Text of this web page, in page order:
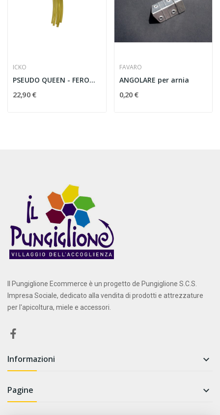
ICKO
PSEUDO QUEEN - FEROMONI
22,90 €
FAVARO
ANGOLARE per arnia
0,20 €
Il Pungiglione Ecommerce è un progetto de Pungiglione S.C.S.
Impresa Sociale, dedicato alla vendita di prodotti e attrezzature
per l'apicoltura, miele e accessori.
Informazioni 
Pagine 